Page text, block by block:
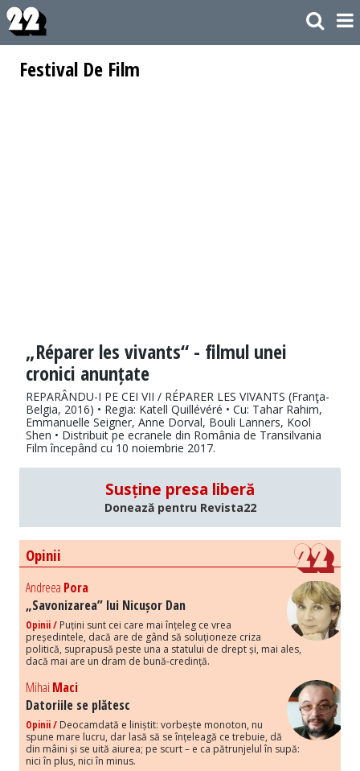
Festival De Film
„Réparer les vivants“ - filmul unei
cronici anunțate
REPARÂNDU-I PE CEI VII / RÉPARER LES VIVANTS (Franţa-
Belgia, 2016) • Regia: Katell Quillévéré • Cu: Tahar Rahim,
Emmanuelle Seigner, Anne Dorval, Bouli Lanners, Kool
Shen • Distribuit pe ecranele din România de Transilvania
Film începând cu 10 noiembrie 2017.
Susține presa liberă
Donează pentru Revista22
Opinii
Andreea Pora
„Savonizarea” lui Nicușor Dan
Opinii / Puțini sunt cei care mai înțeleg ce vrea
președintele, dacă are de gând să soluționeze criza
politică, suprapusă peste una a statului de drept și, mai ales,
dacă mai are un dram de bună-credință.
Mihai Maci
Datoriile se plătesc
Opinii / Deocamdată e liniștit: vorbește monoton, nu
spune mare lucru, dar lasă să se înțeleagă ce trebuie, dă
din mâini și se uită aiurea; pe scurt – e ca pătrunjelul în supă:
nici în plus, nici în minus.